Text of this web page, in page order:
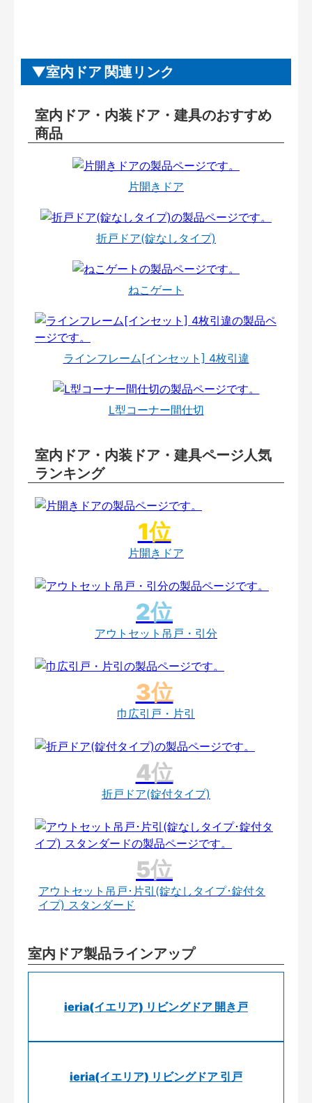
室内ドア 関連リンク
室内ドア・内装ドア・建具のおすすめ
商品
片開きドア
折戸ドア(錠なしタイプ)
ねこゲート
ラインフレーム[インセット] 4枚引違
L型コーナー間仕切
室内ドア・内装ドア・建具ページ人気
ランキング
片開きドア
アウトセット吊戸・引分
巾広引戸・片引
折戸ドア(錠付タイプ)
アウトセット吊戸･片引(錠なしタイプ･錠付タ
イプ) スタンダード
室内ドア製品ラインアップ
ieria(イエリア) リビングドア 開き戸
ieria(イエリア) リビングドア 引戸